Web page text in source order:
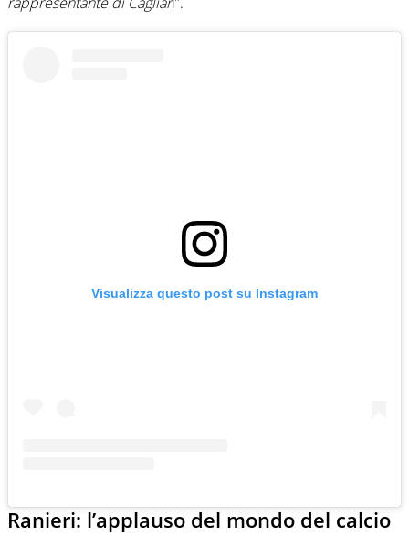
Visualizza questo post su Instagram
Ranieri: l’applauso del mondo del calcio